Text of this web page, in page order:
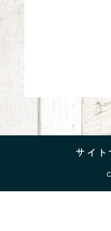
サイト